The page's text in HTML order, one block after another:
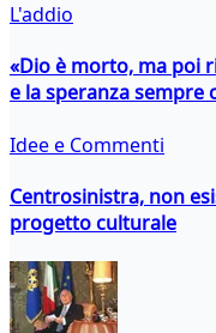
L'addio
«Dio è morto, ma poi
e la speranza sempre
Idee e Commenti
Centrosinistra, non
progetto culturale